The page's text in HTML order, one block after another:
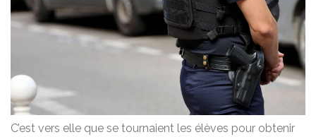
C’est vers elle que se tournaient les élèves pour obtenir